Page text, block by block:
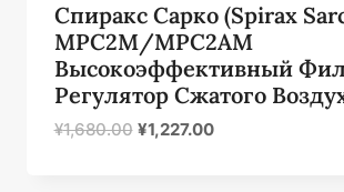
Спиракс Сарко (Spirax
MPC2M/MPC2AM
Высокоэффективный
Регулятор Сжатого
¥1,680.00 Первоначальная
¥1,227.00Текущая